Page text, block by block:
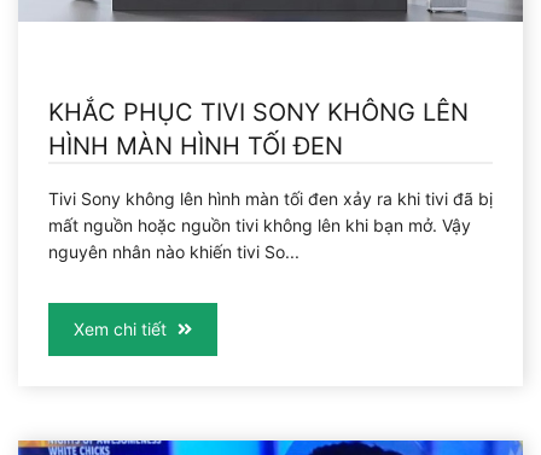
KHẮC PHỤC TIVI SONY KHÔNG LÊN
HÌNH MÀN HÌNH TỐI ĐEN
Tivi Sony không lên hình màn tối đen xảy ra khi tivi đã bị
mất nguồn hoặc nguồn tivi không lên khi bạn mở. Vậy
nguyên nhân nào khiến tivi So...
Xem chi tiết